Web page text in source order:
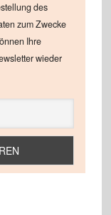
des
zum Zwecke
Ihre
wieder